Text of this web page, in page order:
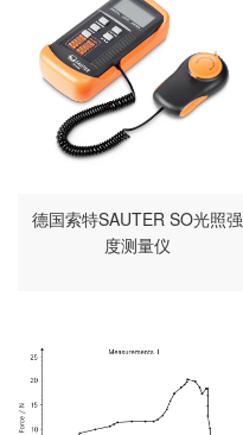
德国索特SAUTER SO光照强
度测量仪